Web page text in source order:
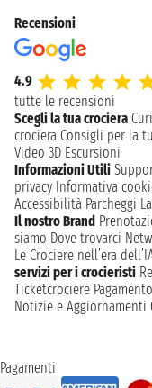
Recensioni
4.9
tutte le recensioni
Scegli la tua crociera
crociera Consigli per la
Video 3D Escursioni
Informazioni Utili
privacy Informativa
Accessibilità Parcheggi
Il nostro Brand
siamo Dove trovarci
Le Crociere nell’era
servizi per i crocieristi
Ticketcrociere
Notizie e Aggiornamenti
Pagamenti